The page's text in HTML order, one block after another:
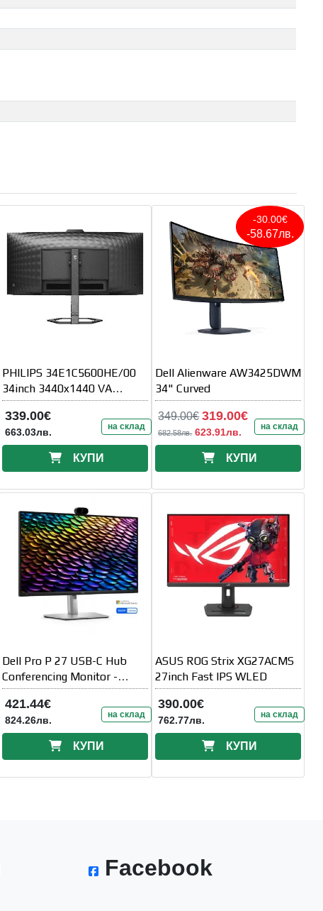
PHILIPS 34E1C5600HE/00
34inch 3440x1440 VA
Curved H/A 130
339.00€
663.03лв. на склад
КУПИ
-30.00€
-58.67лв.
Dell Alienware AW3425DWM
34" Curved
349.00€ 319.00€
682.58лв. 623.91лв. на склад
КУПИ
Dell Pro P 27 USB-C Hub
Conferencing Monitor -
P2726DEB
421.44€
824.26лв. на склад
КУПИ
ASUS ROG Strix XG27ACMS
27inch Fast IPS WLED
390.00€
762.77лв. на склад
КУПИ
Facebook